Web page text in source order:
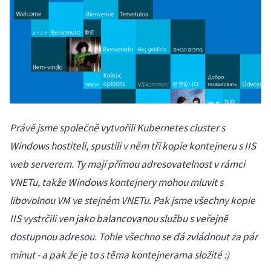
Právě jsme společně vytvořili Kubernetes cluster s
Windows hostiteli, spustili v něm tři kopie kontejneru s IIS
web serverem. Ty mají přímou adresovatelnost v rámci
VNETu, takže Windows kontejnery mohou mluvit s
libovolnou VM ve stejném VNETu. Pak jsme všechny kopie
IIS vystrčili ven jako balancovanou službu s veřejně
dostupnou adresou. Tohle všechno se dá zvládnout za pár
minut - a pak že je to s těma kontejnerama složité :)